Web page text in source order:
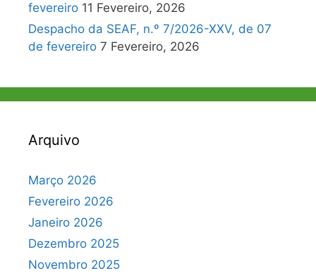
fevereiro 11 Fevereiro, 2026
Despacho da SEAF, n.º 7/2026-XXV, de 07
de fevereiro 7 Fevereiro, 2026
Arquivo
Março 2026
Fevereiro 2026
Janeiro 2026
Dezembro 2025
Novembro 2025